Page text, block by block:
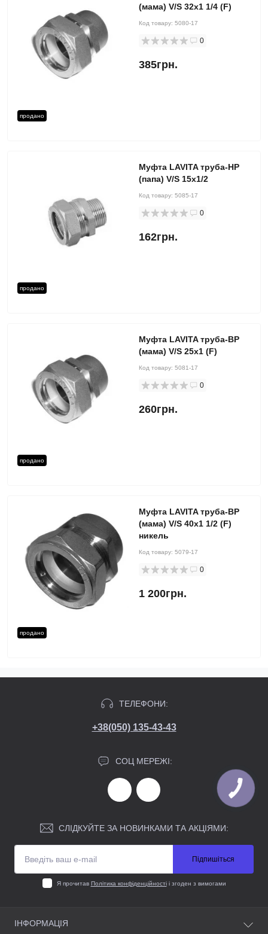
продано
(мама) V/S 32x1 1/4 (F)
Код товару: 5080-17
0
385грн.
продано
Муфта LAVITA труба-НР
(папа) V/S 15x1/2
Код товару: 5085-17
0
162грн.
продано
Муфта LAVITA труба-ВР
(мама) V/S 25x1 (F)
Код товару: 5081-17
0
260грн.
продано
Муфта LAVITA труба-ВР
(мама) V/S 40x1 1/2 (F)
никель
Код товару: 5079-17
0
1 200грн.
ТЕЛЕФОНИ:
+38(050) 135-43-43
СОЦ МЕРЕЖІ:
СЛІДКУЙТЕ ЗА НОВИНКАМИ ТА АКЦІЯМИ:
Підпишіться
Я прочитав Політика конфіденційностіі згоден з вимогами
ІНФОРМАЦІЯ